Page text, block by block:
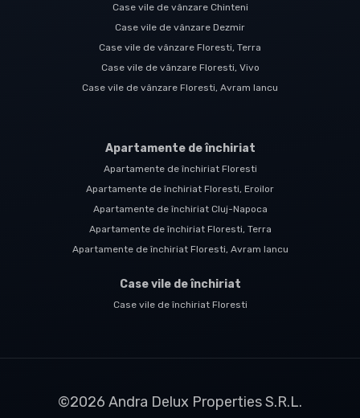
Case vile de vânzare Chinteni
Case vile de vânzare Dezmir
Case vile de vânzare Floresti, Terra
Case vile de vânzare Floresti, Vivo
Case vile de vânzare Floresti, Avram Iancu
Apartamente de închiriat
Apartamente de închiriat Floresti
Apartamente de închiriat Floresti, Eroilor
Apartamente de închiriat Cluj-Napoca
Apartamente de închiriat Floresti, Terra
Apartamente de închiriat Floresti, Avram Iancu
Case vile de închiriat
Case vile de închiriat Floresti
©2026 Andra Delux Properties S.R.L.